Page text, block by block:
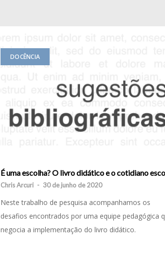
DOCÊNCIA
É uma escolha? O livro didático e o cotidiano
Chris Arcuri - 30 de junho de 2020
Neste trabalho de pesquisa acompanhamos os
desafios encontrados por uma equipe pedagógica
negocia a implementação do livro didático.